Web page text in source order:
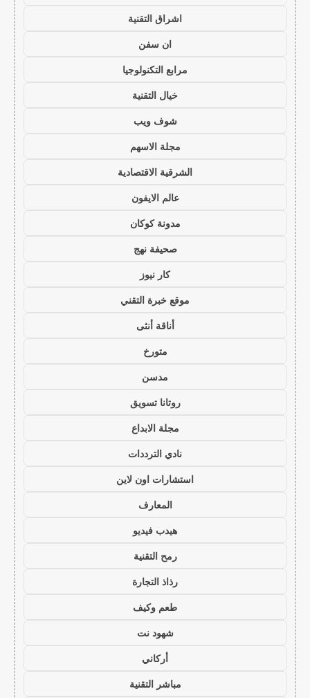
اشراق التقنية
ان سفن
مرابع التكنولوجيا
خيال التقنية
شوف ويب
مجلة الاسهم
الشرقية الاقتصادية
عالم الايفون
مدونة كوكان
صحيفة نهج
كار نيوز
موقع خبرة التقني
أناقة أنثى
متورخ
مدسن
روتانا تسويق
مجلة الابداع
نادي الترددات
استشارات اون لاين
المعارف
هيدب فيديو
رمح التقنية
رذاذ التجارة
طعم وكيف
شهود نت
أركاني
مباشر التقنية